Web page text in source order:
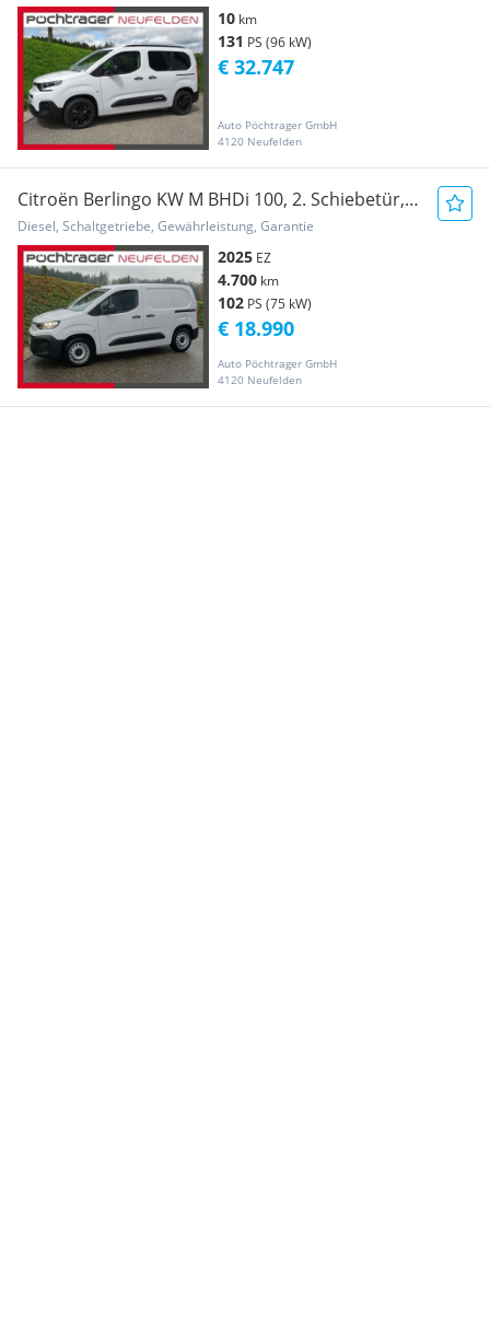
10 km
131 PS (96 kW)
Auto Pöchtrager GmbH
4120 Neufelden
€ 32.747
Citroën Berlingo KW M BHDi 100, 2. Schiebetür,
Verkleidung Transporter / Kastenwagen
Diesel, Schaltgetriebe, Gewährleistung, Garantie
2025 EZ
4.700 km
102 PS (75 kW)
Auto Pöchtrager GmbH
4120 Neufelden
€ 18.990